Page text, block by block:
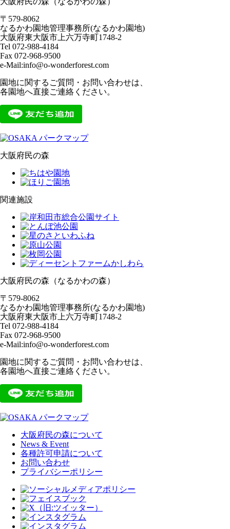
〒579-8062
なるかわ園地管理事務所(なるかわ園地)
大阪府東大阪市上六万寺町1748-2
Tel 072-988-4184
Fax 072-968-9500
e-Mail:info@o-wonderforest.com
園地に関するご質問・お問い合わせは、
各園地へ直接ご連絡ください。
大阪府民の森
関連施設
大阪府民の森（なるかわの森）
〒579-8062
なるかわ園地管理事務所(なるかわ園地)
大阪府東大阪市上六万寺町1748-2
Tel 072-988-4184
Fax 072-968-9500
e-Mail:info@o-wonderforest.com
園地に関するご質問・お問い合わせは、
各園地へ直接ご連絡ください。
大阪府民の森について
News & Event
各種許可申請について
お問い合わせ
プライバシーポリシー